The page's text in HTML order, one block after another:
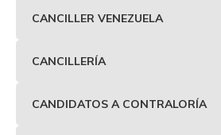
CANCILLER VENEZUELA
CANCILLERÍA
CANDIDATOS A CONTRALORÍA